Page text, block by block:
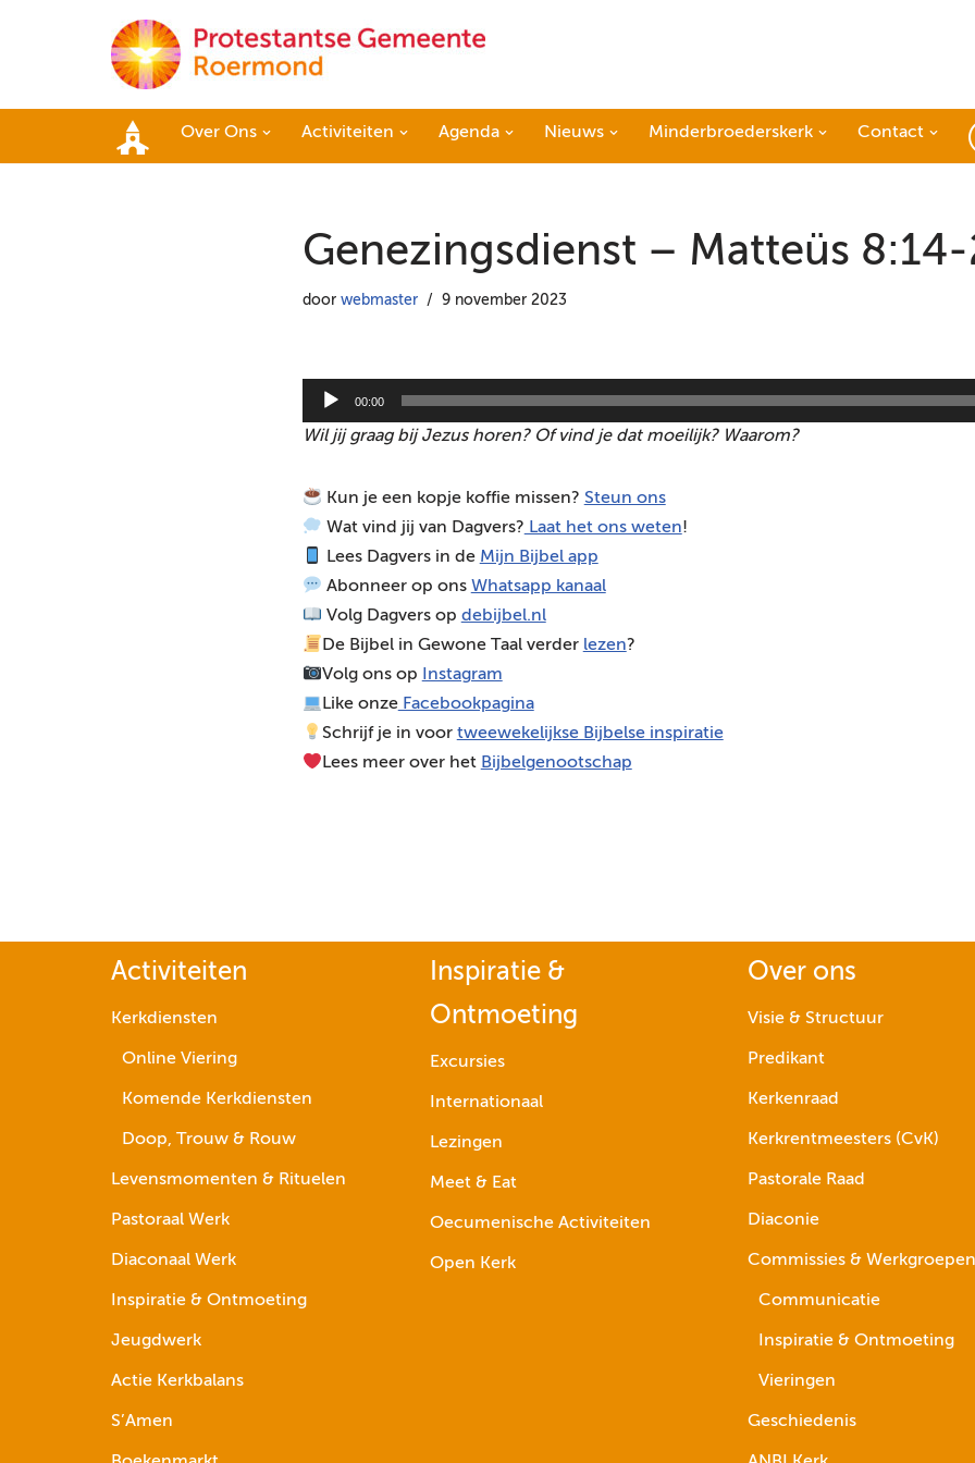
Home
Over Ons Activiteiten Agenda Nieuws Minderbroederskerk
Contact
Genezingsdienst – Matteüs
door webmaster 9 november 2023
u
o
s
p
e
e
r
00:00
Wil jij graag bij Jezus horen? Of vind je dat moeilijk? Waarom?
Kun je een kopje koffie missen? Steun ons
Wat vind jij van Dagvers? Laat het ons weten!
Lees Dagvers in de Mijn Bijbel app
Abonneer op ons Whatsapp kanaal
Volg Dagvers op debijbel.nl
De Bijbel in Gewone Taal verder lezen?
Volg ons op
Instagram
Like onzeFacebookpagina
Schrijf je in voor tweewekelijkse Bijbelse inspiratie
Lees meer over het Bijbelgenootschap
Activiteiten
Kerkdiensten
Online Viering
Komende Kerkdiensten
Doop, Trouw & Rouw
Levensmomenten & Rituelen
Pastoraal Werk
Diaconaal Werk
Inspiratie & Ontmoeting
Jeugdwerk
Actie Kerkbalans
S’Amen
Inspiratie &
Ontmoeting
Excursies
Internationaal
Lezingen
Meet & Eat
Oecumenische Activiteiten
Open Kerk
Over ons
Visie & Structuur
Predikant
Kerkenraad
Kerkrentmeesters (CvK)
Pastorale Raad
Diaconie
Commissies & Werkgroepen
Communicatie
Inspiratie & Ontmoeting
Vieringen
Geschiedenis